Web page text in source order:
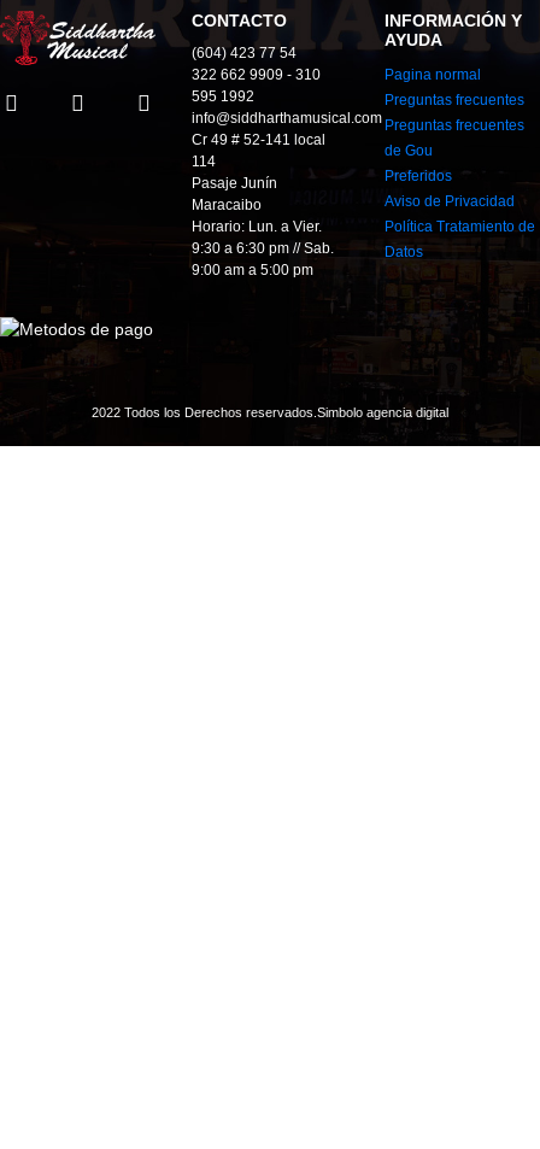
CONTACTO
(604) 423 77 54
322 662 9909 - 310
595 1992
info@siddharthamusical.com
Cr 49 # 52-141 local
114
Pasaje Junín
Maracaibo
Horario: Lun. a Vier.
9:30 a 6:30 pm // Sab.
9:00 am a 5:00 pm
INFORMACIÓN Y
AYUDA
Pagina normal
Preguntas frecuentes
Preguntas frecuentes
de Gou
Preferidos
Aviso de Privacidad
Política Tratamiento de
Datos
2022 Todos los Derechos reservados. Simbolo agencia digital